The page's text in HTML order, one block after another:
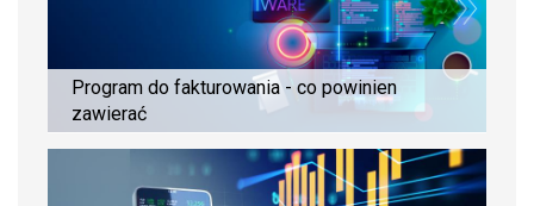
Program do fakturowania - co powinien
zawierać